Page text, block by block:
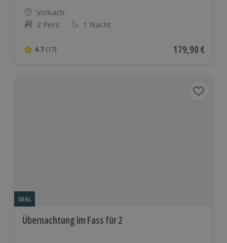
Standort
Volkach
Anzahl der Teilnehmer
2 Pers. 1 Nacht
4.7 von 5 Sternen basierend auf 17 Bewertungen
4.7 (17) Aktueller Preis
179,90 €
DEAL
Übernachtung im Fass für 2